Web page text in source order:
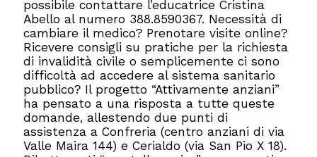
possibile contattare l’educatrice Cristina
Abello al numero 388.8590367. Necessità di
cambiare il medico? Prenotare visite online?
Ricevere consigli su pratiche per la richiesta
di invalidità civile o semplicemente ci sono
difficoltà ad accedere al sistema sanitario
pubblico? Il progetto “Attivamente anziani”
ha pensato a una risposta a tutte queste
domande, allestendo due punti di
assistenza a Confreria (centro anziani di via
Valle Maira 144) e Cerialdo (via San Pio X 18).